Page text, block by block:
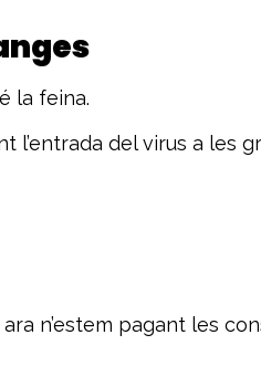
la feina.
del virus a les
n’estem pagant les